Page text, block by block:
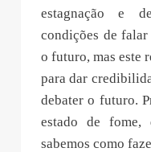
estagnação e
condições de
o futuro, mas este
para dar
debater o futuro.
estado de fome,
sabemos como